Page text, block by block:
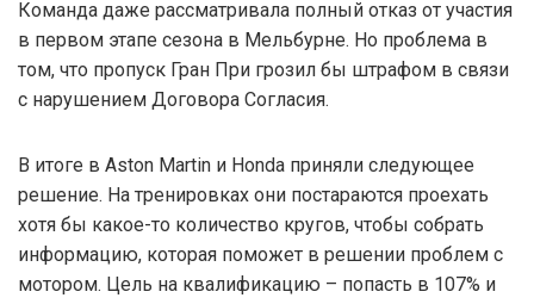
Команда даже рассматривала полный отказ от участия
в первом этапе сезона в Мельбурне. Но проблема в
том, что пропуск Гран При грозил бы штрафом в связи
с нарушением Договора Согласия.
В итоге в Aston Martin и Honda приняли следующее
решение. На тренировках они постараются проехать
хотя бы какое-то количество кругов, чтобы собрать
информацию, которая поможет в решении проблем с
мотором. Цель на квалификацию – попасть в 107% и